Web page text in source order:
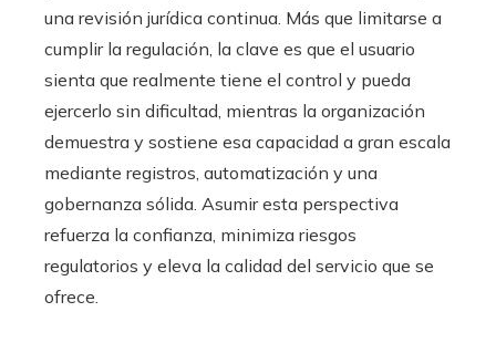
una revisión jurídica continua. Más que limitarse a
cumplir la regulación, la clave es que el usuario
sienta que realmente tiene el control y pueda
ejercerlo sin dificultad, mientras la organización
demuestra y sostiene esa capacidad a gran escala
mediante registros, automatización y una
gobernanza sólida. Asumir esta perspectiva
refuerza la confianza, minimiza riesgos
regulatorios y eleva la calidad del servicio que se
ofrece.